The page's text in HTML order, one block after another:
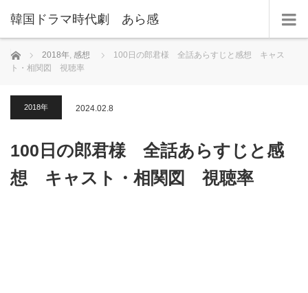
韓国ドラマ時代劇 あら感
ホーム 2018年, 感想
100日の郎君様 全話あらすじと感想 キャス
ト・相関図 視聴率
2018年 2024.02.8
100日の郎君様 全話あらすじと感
想 キャスト・相関図 視聴率